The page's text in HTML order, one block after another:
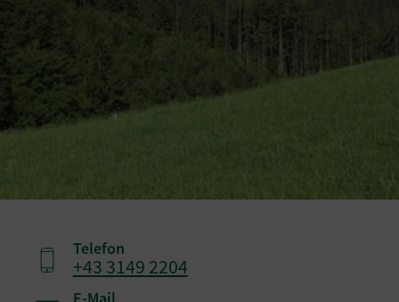
Telefon
+43 3149 2204